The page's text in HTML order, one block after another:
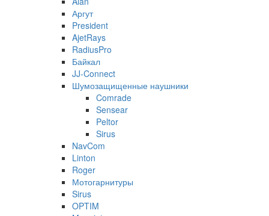
Аргут
President
AjetRays
RadiusPro
Байкал
JJ-Connect
Шумозащищенные наушники
Comrade
Sensear
Peltor
Sirus
NavCom
Linton
Roger
Мотогарнитуры
Sirus
OPTIM